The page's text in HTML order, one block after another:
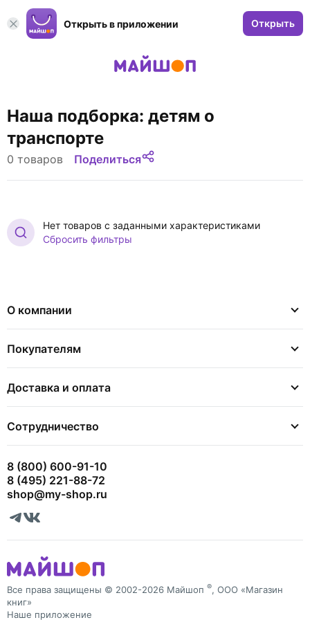
Открыть в приложении Открыть
Наша подборка: детям о
транспорте
0 товаров Поделиться
Нет товаров с заданными характеристиками
Сбросить фильтры
О компании
Покупателям
Доставка и оплата
Сотрудничество
8 (800) 600-91-10
8 (495) 221-88-72
shop@my-shop.ru
Все права защищены © 2002-2026 Майшоп ®, ООО «Магазин
книг»
Наше приложение